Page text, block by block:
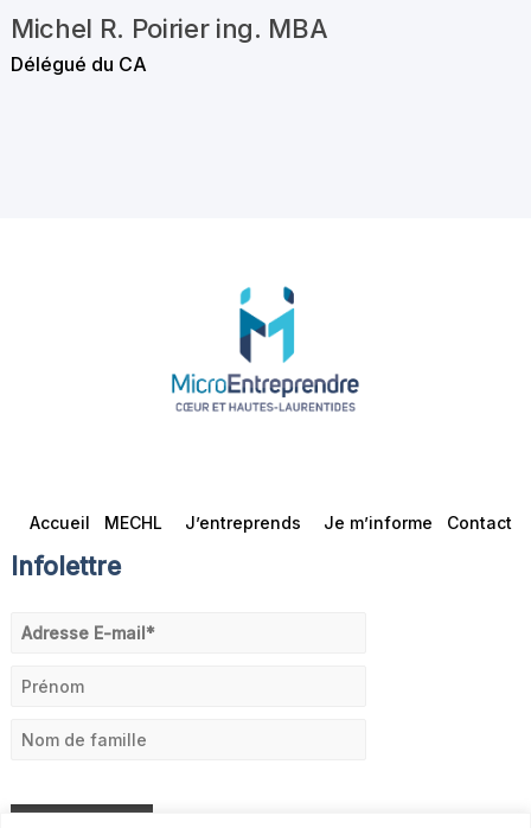
Michel R. Poirier ing. MBA
Délégué du CA
Accueil MECHL J’entreprends Je m’informe Contact
Infolettre